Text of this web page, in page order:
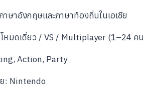
ษาอังกฤษและภาษาท้องถิ่นในเอเชีย
หมดเดี่ยว / VS / Multiplayer (1–24 ค
Action, Party
: Nintendo